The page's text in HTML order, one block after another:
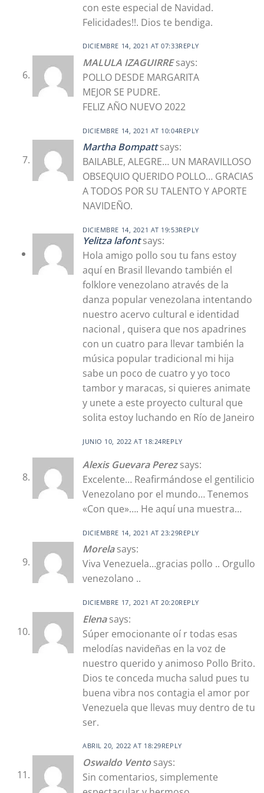
con este especial de Navidad.
Felicidades!!. Dios te bendiga.
DICIEMBRE 14, 2021 AT 07:33REPLY
MALULA IZAGUIRRE says:
POLLO DESDE MARGARITA
MEJOR SE PUDRE.
FELIZ AÑO NUEVO 2022
DICIEMBRE 14, 2021 AT 10:04REPLY
Martha Bompatt says:
BAILABLE, ALEGRE… UN MARAVILLOSO
OBSEQUIO QUERIDO POLLO… GRACIAS
A TODOS POR SU TALENTO Y APORTE
NAVIDEÑO.
DICIEMBRE 14, 2021 AT 19:53REPLY
Yelitza lafont says:
Hola amigo pollo sou tu fans estoy
aquí en Brasil llevando también el
folklore venezolano através de la
danza popular venezolana intentando
nuestro acervo cultural e identidad
nacional , quisera que nos apadrines
con un cuatro para llevar también la
música popular tradicional mi hija
sabe un poco de cuatro y yo toco
tambor y maracas, si quieres animate
y unete a este proyecto cultural que
solita estoy luchando en Río de Janeiro
JUNIO 10, 2022 AT 18:24REPLY
Alexis Guevara Perez says:
Excelente… Reafirmándose el gentilicio
Venezolano por el mundo… Tenemos
«Con que»…. He aquí una muestra…
DICIEMBRE 14, 2021 AT 23:29REPLY
Morela says:
Viva Venezuela…gracias pollo .. Orgullo
venezolano ..
DICIEMBRE 17, 2021 AT 20:20REPLY
Elena says:
Súper emocionante oí r todas esas
melodías navideñas en la voz de
nuestro querido y animoso Pollo Brito.
Dios te conceda mucha salud pues tu
buena vibra nos contagia el amor por
Venezuela que llevas muy dentro de tu
ser.
ABRIL 20, 2022 AT 18:29REPLY
Oswaldo Vento says:
Sin comentarios, simplemente